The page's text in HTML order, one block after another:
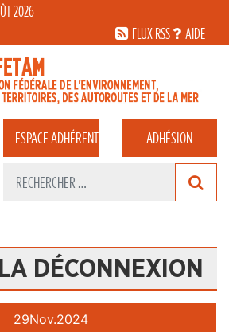
2026
FLUX RSS
AIDE
ESPACEADHÉRENT ADHÉSION
DÉCONNEXION
29Nov.2024